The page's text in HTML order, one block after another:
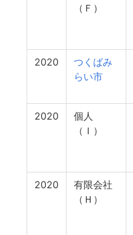
（Ｆ）
2020
つくばみ
らい市
2020
個人
（Ｉ）
2020
有限会社
（Ｈ）